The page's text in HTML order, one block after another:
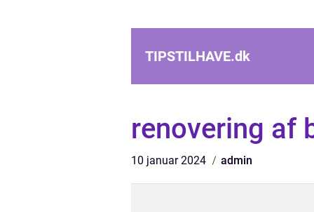
TIPSTILHAVE.dk
renovering af
10 januar 2024 admin